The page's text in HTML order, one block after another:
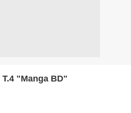
"Manga BD"